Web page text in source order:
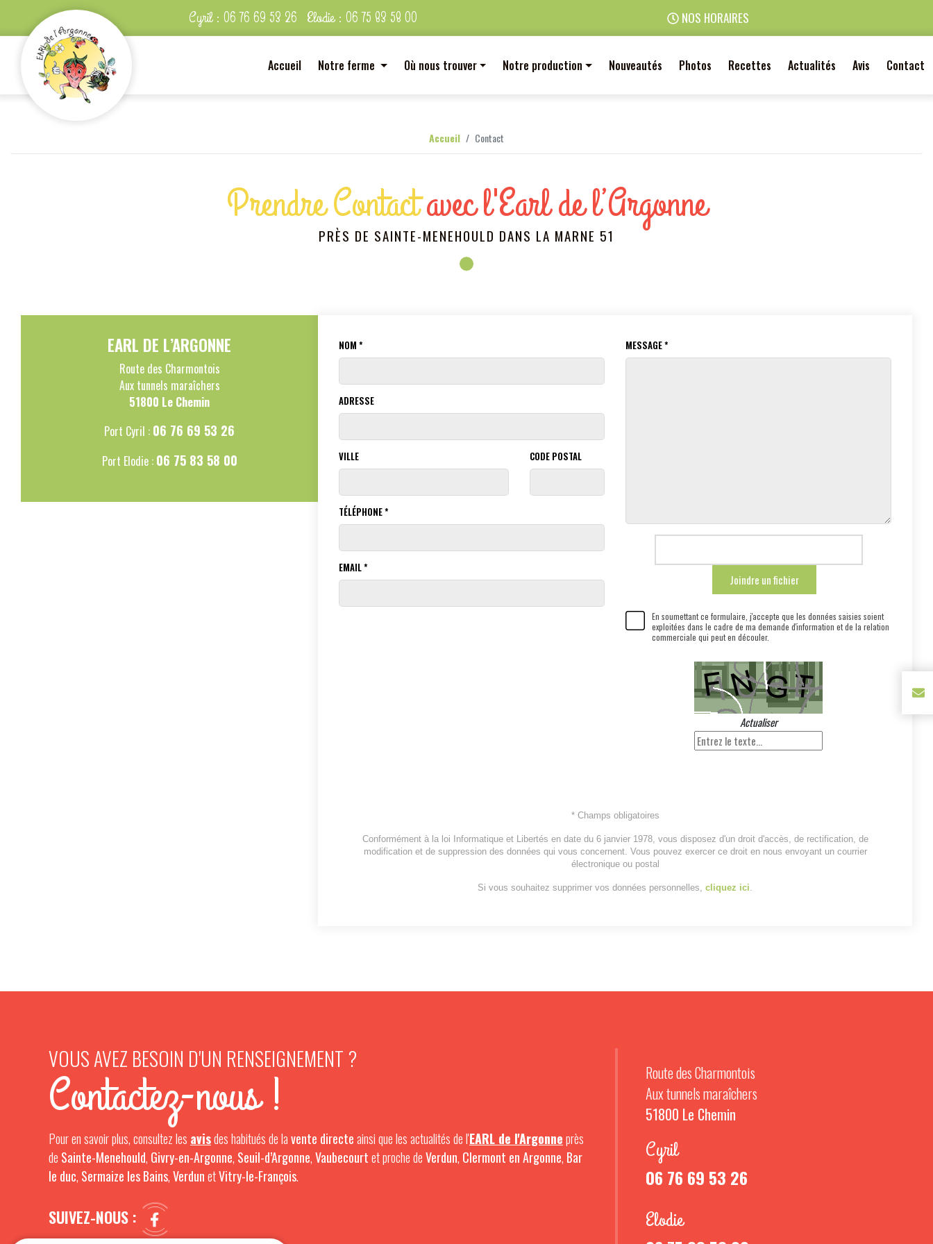
Cyril : 06 76 69 53 26 Elodie : 06 75 83 58 00 NOS HORAIRES
Accueil Notre ferme Où nous trouver Notre production Nouveautés Photos Recettes Actualités Avis Contact
Accueil Contact
Prendre Contactavec l'Earl de l’Argonne
PRÈS DE SAINTE-MENEHOULD DANS LA MARNE 51
EARL DE L’ARGONNE
Route des Charmontois
Aux tunnels maraîchers
51800 Le Chemin
Port Cyril : 06 76 69 53 26
Port Elodie : 06 75 83 58 00
NOM *
ADRESSE
VILLE CODE POSTAL
TÉLÉPHONE *
EMAIL *
MESSAGE *
En soumettant ce formulaire, j'accepte que les données saisies soient
exploitées dans le cadre de ma demande d'information et de la relation
commerciale qui peut en découler.
Actualiser
* Champs obligatoires
Conformément à la loi Informatique et Libertés en date du 6 janvier 1978, vous disposez d'un droit d'accès, de rectification, de
modification et de suppression des données qui vous concernent. Vous pouvez exercer ce droit en nous envoyant un courrier
électronique ou postal
Si vous souhaitez supprimer vos données personnelles, cliquez ici.
VOUS AVEZ BESOIN D'UN RENSEIGNEMENT ?
Contactez-nous !
Pour en savoir plus, consultez les avisdes habitués de lavente directeainsi que les actualités de l'EARL de l'Argonneprès
de Sainte-Menehould, Givry-en-Argonne, Seuil-d’Argonne,Vaubecourtet proche deVerdun, Clermont en Argonne, Bar
le duc, Sermaize les Bains,VerdunetVitry-le-François.
SUIVEZ-NOUS :
Route des Charmontois
Aux tunnels maraîchers
51800 Le Chemin
Cyril
06 76 69 53 26
Elodie